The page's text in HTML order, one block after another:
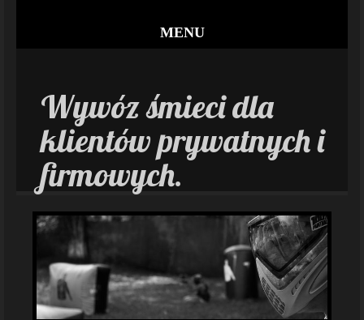
MENU
Wywóz śmieci dla
klientów prywatnych i
firmowych.